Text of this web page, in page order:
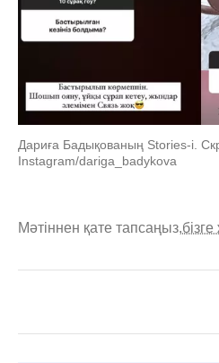
Дариға Бадықованың Stories-i.
Instagram/dariga_badykova
Мәтіннен қате тапсаңыз,